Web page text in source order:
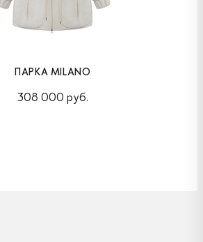
ПАРКА MILANO
308 000 руб.